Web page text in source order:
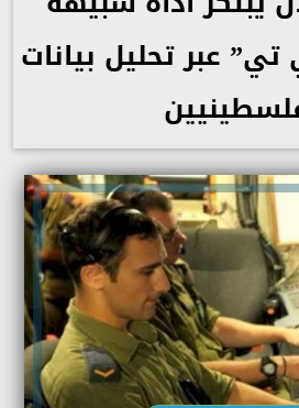
عبر تحليل بيانات